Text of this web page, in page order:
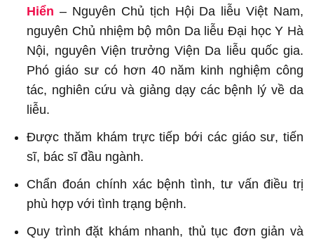
Hiển – Nguyên Chủ tịch Hội Da liễu Việt Nam,
nguyên Chủ nhiệm bộ môn Da liễu Đại học Y Hà
Nội, nguyên Viện trưởng Viện Da liễu quốc gia.
Phó giáo sư có hơn 40 năm kinh nghiệm công
tác, nghiên cứu và giảng dạy các bệnh lý về da
liễu.
Được thăm khám trực tiếp bới các giáo sư, tiến
sĩ, bác sĩ đầu ngành.
Chẩn đoán chính xác bệnh tình, tư vấn điều trị
phù hợp với tình trạng bệnh.
Quy trình đặt khám nhanh, thủ tục đơn giản và